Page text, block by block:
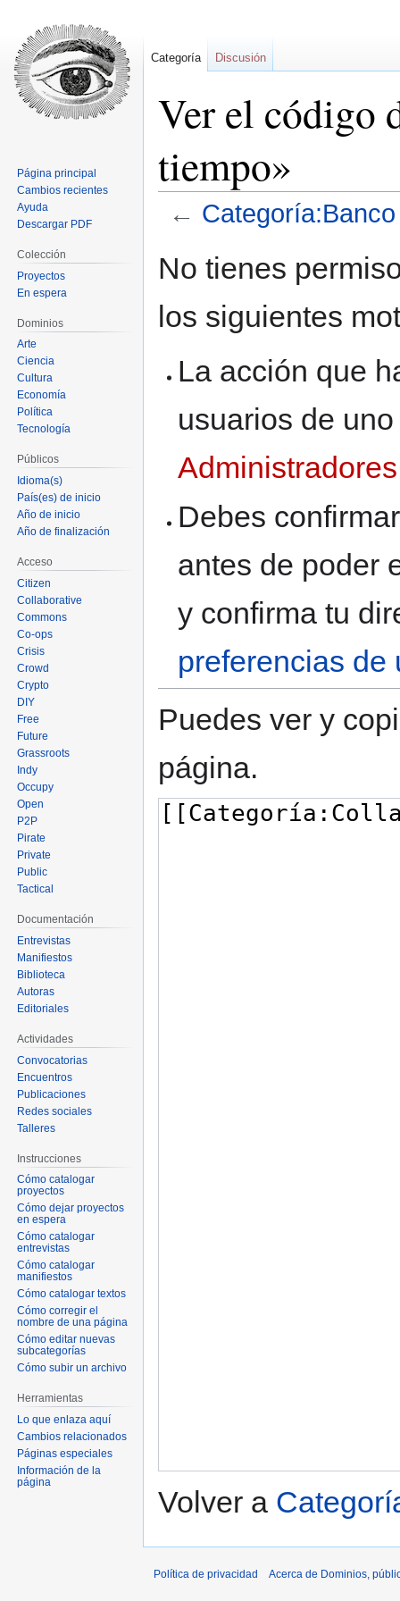
Ver el código
tiempo»
←
navegación
búsqueda
No tienes
los siguientes
La acción que
usuarios de
Administradores
Debes
antes de poder
y confirma tu
preferencias de
Puedes ver y
página.
Volver a
Categoría Discusión
Página principal
Cambios recientes
Ayuda
Descargar PDF
Colección
Proyectos
En espera
Dominios
Arte
Ciencia
Cultura
Economía
Política
Tecnología
Públicos
Idioma(s)
País(es) de inicio
Año de inicio
Año de finalización
Acceso
Citizen
Collaborative
Commons
Co-ops
Crisis
Crowd
Crypto
DIY
Free
Future
Grassroots
Indy
Occupy
Open
P2P
Pirate
Private
Public
Tactical
Documentación
Entrevistas
Manifiestos
Biblioteca
Autoras
Editoriales
Actividades
Convocatorias
Encuentros
Publicaciones
Redes sociales
Talleres
Instrucciones
Cómo catalogar
proyectos
Cómo dejar proyectos
en espera
Cómo catalogar
entrevistas
Cómo catalogar
manifiestos
Cómo catalogar textos
Cómo corregir el
nombre de una página
Cómo editar nuevas
subcategorías
Cómo subir un archivo
Herramientas
Lo que enlaza aquí
Cambios relacionados
Páginas especiales
Información de la
página
Política de privacidad Acerca de Dominios,